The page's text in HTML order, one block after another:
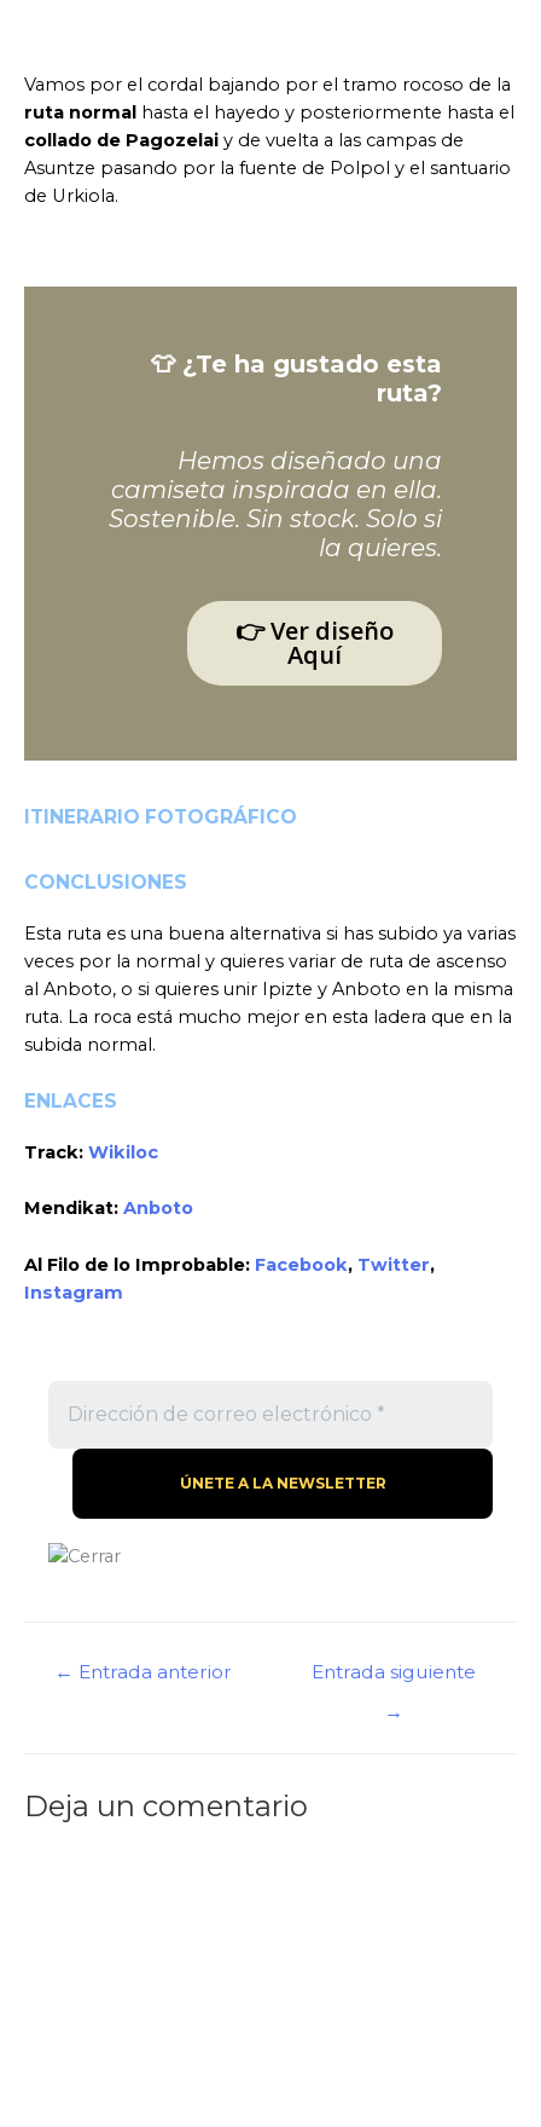
Vamos por el cordal bajando por el tramo rocoso de la
ruta normal hasta el hayedo y posteriormente hasta el
collado de Pagozelai y de vuelta a las campas de
Asuntze pasando por la fuente de Polpol y el santuario
de Urkiola.
👕 ¿Te ha gustado esta
ruta?
Hemos diseñado una
camiseta inspirada en ella.
Sostenible. Sin stock. Solo si
la quieres.
👉Ver diseño
Aquí
ITINERARIO FOTOGRÁFICO
CONCLUSIONES
Esta ruta es una buena alternativa si has subido ya varias
veces por la normal y quieres variar de ruta de ascenso
al Anboto, o si quieres unir Ipizte y Anboto en la misma
ruta. La roca está mucho mejor en esta ladera que en la
subida normal.
ENLACES
Track: Wikiloc
Mendikat: Anboto
Al Filo de lo Improbable: Facebook, Twitter,
Instagram
← Entrada anterior
Entrada siguiente
→
Deja un comentario